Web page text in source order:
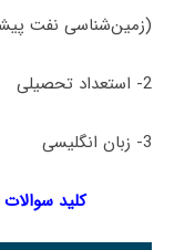
(زمین‌شناسی نفت
2- استعداد تحصیلی
3- زبان انگلیسی
کلید سوالات دکتری 99